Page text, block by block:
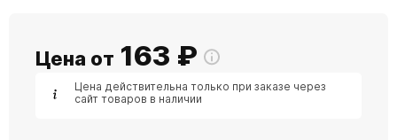
Цена от 163 ₽
Цена действительна только при заказе через
сайт товаров в наличии